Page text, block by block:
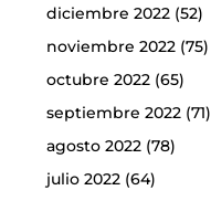
diciembre 2022(52)
noviembre 2022(75)
octubre 2022(65)
septiembre 2022(71)
agosto 2022(78)
julio 2022(64)